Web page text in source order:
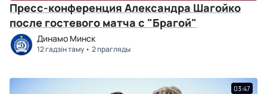
Пресс-конференция Александра Шагойко
после гостевого матча с "Брагой"
Динамо Минск
12 гадзін таму 2 прагляды
03:47